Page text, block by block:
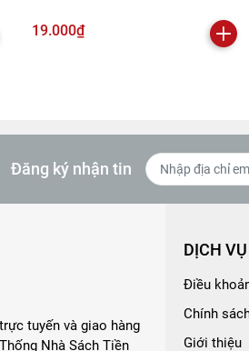
19.000₫
Đăng ký nhận tin
tuyến và giao hàng
Nhà Sách Tiền
DỊCH VỤ
Điều
Chính
Giới thiệu